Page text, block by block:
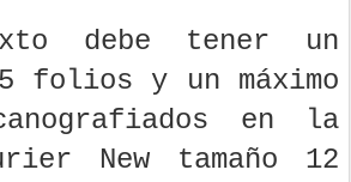
debe tener un
folios y un máximo
en la
New tamaño 12